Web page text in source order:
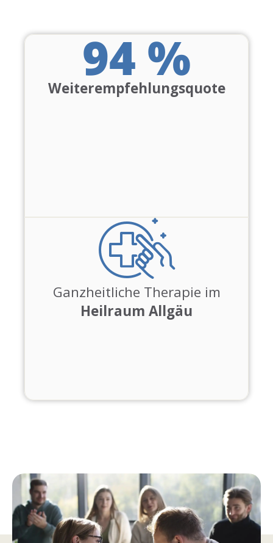
94 %
Weiterempfehlungsquote
Ganzheitliche Therapie im
Heilraum Allgäu